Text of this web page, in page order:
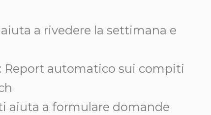
aiuta a rivedere la settimana e
Report automatico sui compiti
ti aiuta a formulare domande